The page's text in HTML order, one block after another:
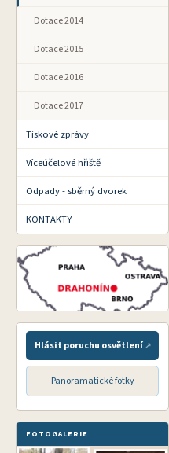
Dotace 2014
Dotace 2015
Dotace 2016
Dotace 2017
Tiskové zprávy
Víceúčelové hřiště
Odpady - sběrný dvorek
KONTAKTY
Hlásit poruchu osvětlení
Panoramatické fotky
FOTOGALERIE